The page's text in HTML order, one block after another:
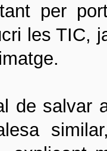
per
les TIC,
de salvar